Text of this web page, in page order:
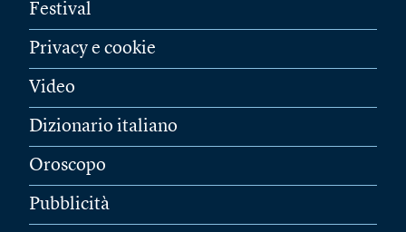
Festival
Privacy e cookie
Video
Dizionario italiano
Oroscopo
Pubblicità